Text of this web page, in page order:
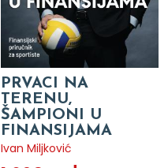
PRVACI NA
TERENU,
ŠAMPIONI U
FINANSIJAMA
Ivan Miljković